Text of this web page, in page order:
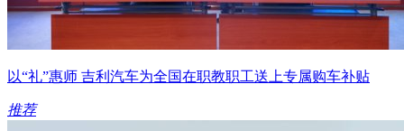
以“礼”惠师 吉利汽车为全国在职教职工送上专属购车补贴
推荐